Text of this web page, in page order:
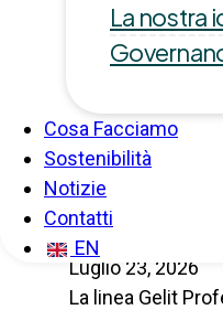
La nostra
Cosa Facciamo
Sostenibilità
Notizie
Contatti
EN
Gelit
Luglio 23, 2026
La linea Gelit